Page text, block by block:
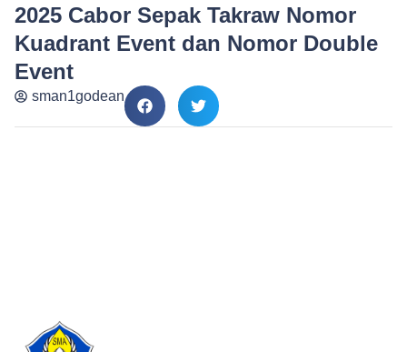
2025 Cabor Sepak Takraw Nomor
Kuadrant Event dan Nomor Double
Event
sman1godean